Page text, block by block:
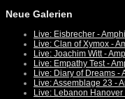
Neue Galerien
Live: Eisbrecher -
Live: Clan of Xymox -
Live: Joachim Witt -
Live: Empathy Test -
Live: Diary of Dreams -
Live: Assemblage 23 -
Live: Lebanon